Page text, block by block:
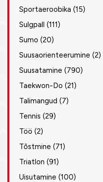
Sportaeroobika (15)
Sulgpall (111)
Sumo (20)
Suusaorienteerumine (2)
Suusatamine (790)
Taekwon-Do (21)
Talimangud (7)
Tennis (29)
Töö (2)
Tõstmine (71)
Triatlon (91)
Uisutamine (100)